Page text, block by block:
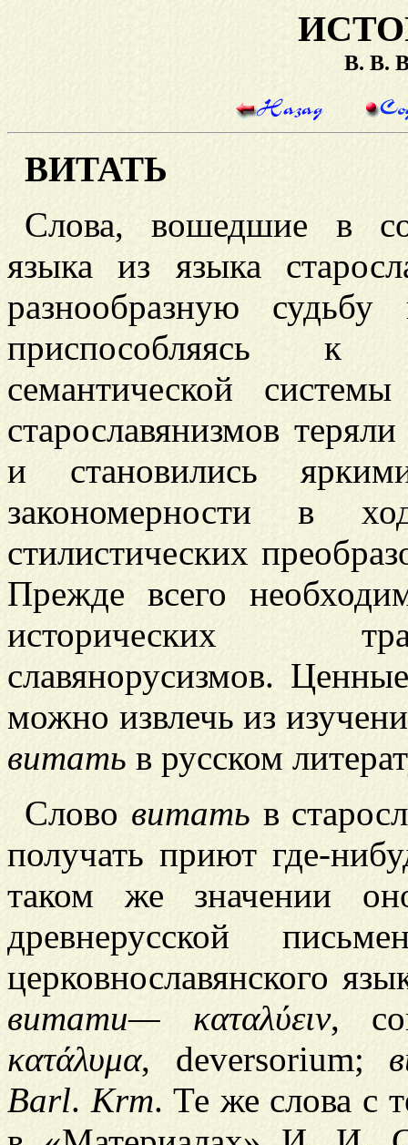
В. В.
ВИТАТЬ
Слова, вошедшие в
языка из языка
разнообразную
приспособляясь к
семантической
старославянизмов
и становились
закономерности в
стилистических
Прежде всего
исторических
славянорусизмов.
можно извлечь из
витать в русском
Слово витать в
получать приют где-
таком же значении
древнерусской
церковнославянского
витати— καταλύειν,
κατάλυμα, deversorium;
Barl. Krm. Те же слова с